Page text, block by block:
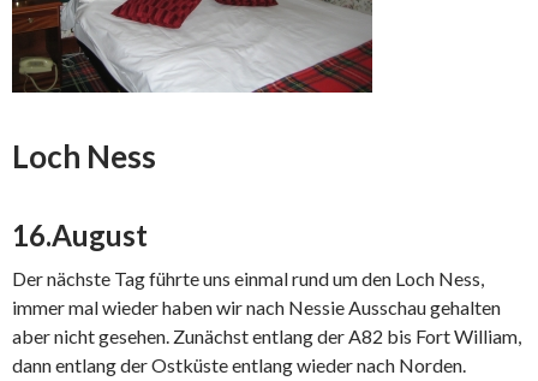
Loch Ness
16.August
Der nächste Tag führte uns einmal rund um den Loch Ness,
immer mal wieder haben wir nach Nessie Ausschau gehalten
aber nicht gesehen. Zunächst entlang der A82 bis Fort William,
dann entlang der Ostküste entlang wieder nach Norden.